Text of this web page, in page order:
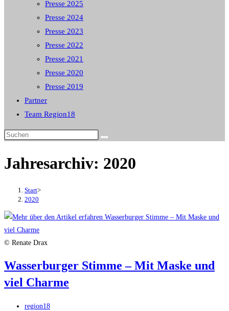
Presse 2025
Presse 2024
Presse 2023
Presse 2022
Presse 2021
Presse 2020
Presse 2019
Partner
Team Region18
Diese
durchsuchen
Jahresarchiv: 2020
Start>
2020
© Renate Drax
Wasserburger Stimme – Mit Maske und
viel Charme
Beitrags-
region18